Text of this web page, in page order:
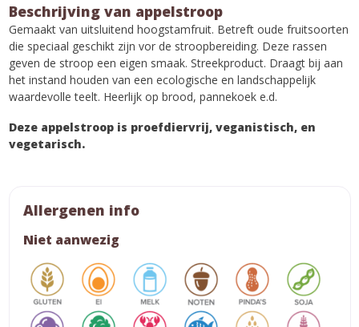
Beschrijving van appelstroop
Gemaakt van uitsluitend hoogstamfruit. Betreft oude fruitsoorten
die speciaal geschikt zijn vor de stroopbereiding. Deze rassen
geven de stroop een eigen smaak. Streekproduct. Draagt bij aan
het instand houden van een ecologische en landschappelijk
waardevolle teelt. Heerlijk op brood, pannekoek e.d.
Deze appelstroop is proefdiervrij, veganistisch, en
vegetarisch.
Allergenen info
Niet aanwezig